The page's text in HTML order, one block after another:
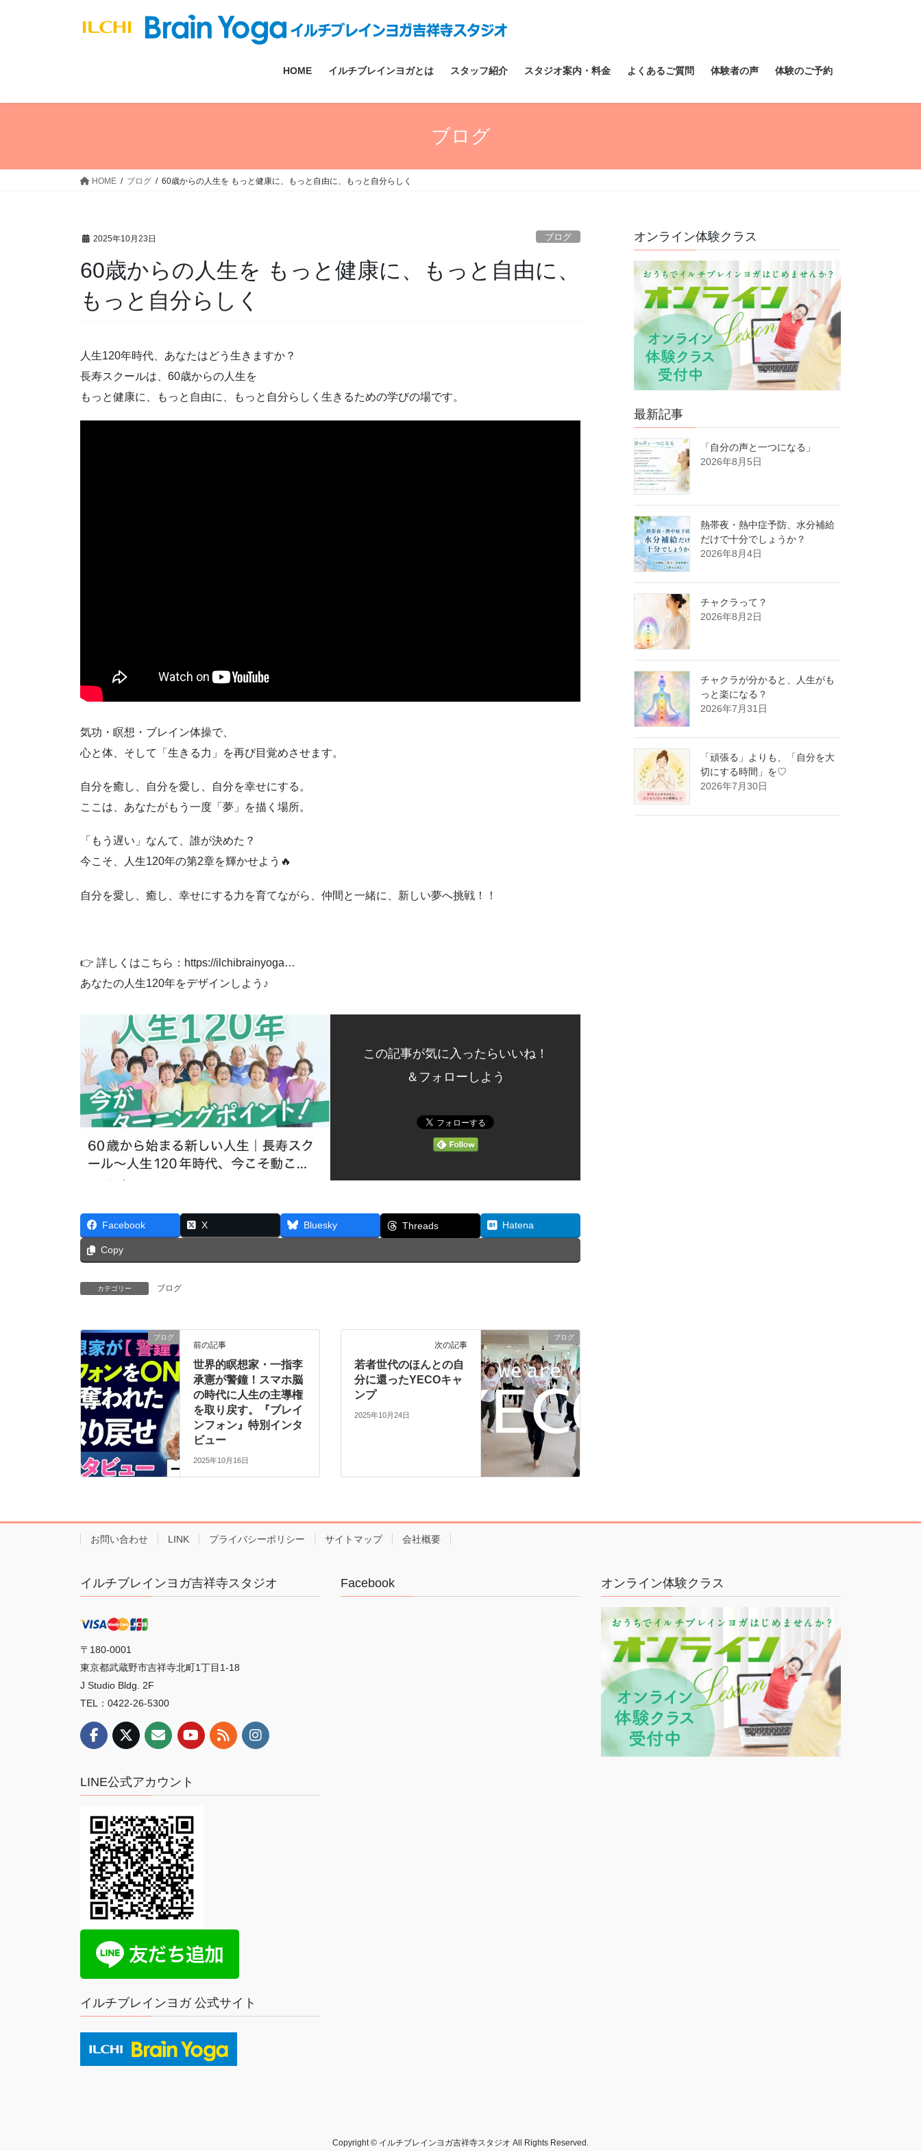
ス
ン
HOME イルチブレインヨガとは スタッフ紹介 スタジオ案内・料金 よくあるご質問 体験者の声 体験のご予約
ブログ
HOME ブログ 60歳からの人生を もっと健康に、もっと自由に、もっと自分らしく
2025年10月23日 ブログ
60歳からの人生を もっと健康に、もっと自由に、
もっと自分らしく
人生120年時代、あなたはどう生きますか？
長寿スクールは、60歳からの人生を
もっと健康に、もっと自由に、もっと自分らしく生きるための学びの場です。
気功・瞑想・ブレイン体操で、
心と体、そして「生きる力」を再び目覚めさせます。
自分を癒し、自分を愛し、自分を幸せにする。
ここは、あなたがもう一度「夢」を描く場所。
「もう遅い」なんて、誰が決めた？
今こそ、人生120年の第2章を輝かせよう🔥
自分を愛し、癒し、幸せにする力を育てながら、仲間と一緒に、新しい夢へ挑戦！！
👉 詳しくはこちら：https://ilchibrainyoga…
あなたの人生120年をデザインしよう♪
この記事が気に入ったらいいね！
＆フォローしよう
Facebook X Bluesky Threads Hatena
Copy
カテゴリー ブログ
ブログ
前の記事
世界的瞑想家・一指李
承憲が警鐘！スマホ脳
の時代に人生の主導権
を取り戻す。『ブレイ
ンフォン』特別インタ
ビュー
2025年10月16日
ブログ
次の記事
若者世代のほんとの自
分に還ったYECOキャ
ンプ
2025年10月24日
オンライン体験クラス
最新記事
「自分の声と一つになる」
2026年8月5日
熱帯夜・熱中症予防、水分補給
だけで十分でしょうか？
2026年8月4日
チャクラって？
2026年8月2日
チャクラが分かると、人生がも
っと楽になる？
2026年7月31日
「頑張る」よりも、「自分を大
切にする時間」を♡
2026年7月30日
お問い合わせ LINK プライバシーポリシー サイトマップ 会社概要
イルチブレインヨガ吉祥寺スタジオ
〒180-0001
東京都武蔵野市吉祥寺北町1丁目1-18
J Studio Bldg. 2F
TEL：0422-26-5300
LINE公式アカウント
イルチブレインヨガ 公式サイト
Facebook オンライン体験クラス
Copyright © イルチブレインヨガ吉祥寺スタジオ All Rights Reserved.